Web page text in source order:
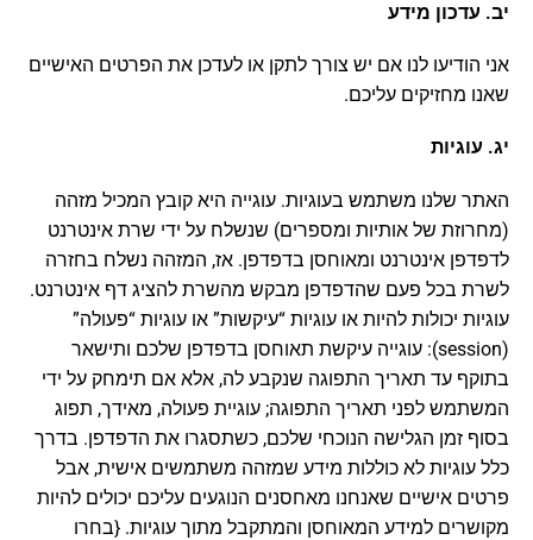
יב. עדכון מידע
אני הודיעו לנו אם יש צורך לתקן או לעדכן את הפרטים האישיים
שאנו מחזיקים עליכם.
יג. עוגיות
האתר שלנו משתמש בעוגיות. עוגייה היא קובץ המכיל מזהה
(מחרוזת של אותיות ומספרים) שנשלח על ידי שרת אינטרנט
לדפדפן אינטרנט ומאוחסן בדפדפן. אז, המזהה נשלח בחזרה
לשרת בכל פעם שהדפדפן מבקש מהשרת להציג דף אינטרנט.
עוגיות יכולות להיות או עוגיות “עיקשות” או עוגיות “פעולה”
(session): עוגייה עיקשת תאוחסן בדפדפן שלכם ותישאר
בתוקף עד תאריך התפוגה שנקבע לה, אלא אם תימחק על ידי
המשתמש לפני תאריך התפוגה; עוגיית פעולה, מאידך, תפוג
בסוף זמן הגלישה הנוכחי שלכם, כשתסגרו את הדפדפן. בדרך
כלל עוגיות לא כוללות מידע שמזהה משתמשים אישית, אבל
פרטים אישיים שאנחנו מאחסנים הנוגעים עליכם יכולים להיות
מקושרים למידע המאוחסן והמתקבל מתוך עוגיות. {בחרו